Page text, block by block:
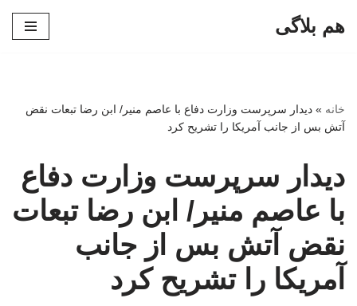
هم بلاگی
خانه » دیدار سرپرست وزارت دفاع با عاصم منیر/ ابن رضا تبعات نقض
آتش بس از جانب آمریکا را تشریح کرد
دیدار سرپرست وزارت دفاع
با عاصم منیر/ ابن رضا تبعات
نقض آتش بس از جانب
آمریکا را تشریح کرد